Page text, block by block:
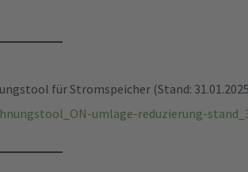
für Stromspeicher (Stand:
umlage-reduzierung-